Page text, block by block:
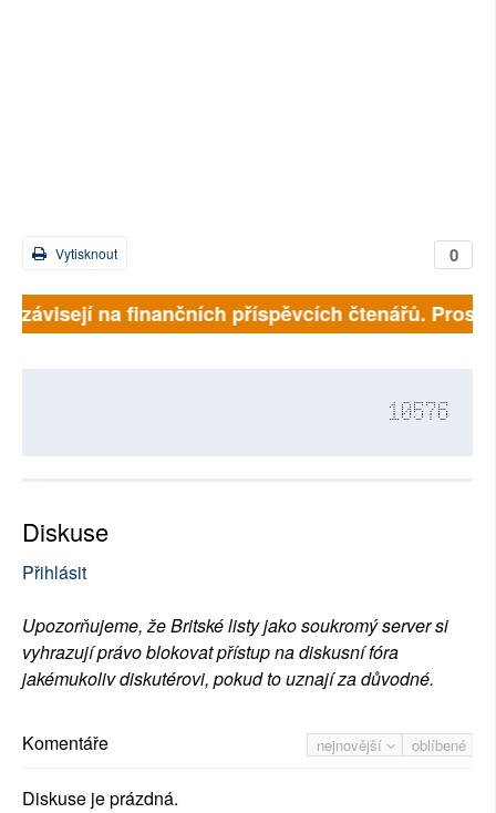
0
Vytisknout
závisejí na finančních příspěvcích čtenářů.
10576
Diskuse
Přihlásit
Upozorňujeme, že Britské listy jako soukromý server si
vyhrazují právo blokovat přístup na diskusní fóra
jakémukoliv diskutérovi, pokud to uznají za důvodné.
nejnovější oblíbené
Komentáře
Diskuse je prázdná.